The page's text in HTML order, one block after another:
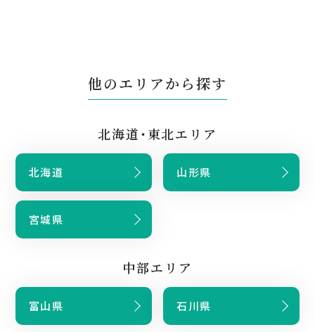
他のエリアから探す
北海道・東北エリア
北海道 山形県
宮城県
中部エリア
富山県 石川県